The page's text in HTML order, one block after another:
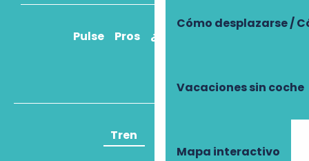
Cómo desplazarse /
Vacaciones sin coche
Mapa interactivo
Pulse Pros ¿Cómo llegar?
Tren